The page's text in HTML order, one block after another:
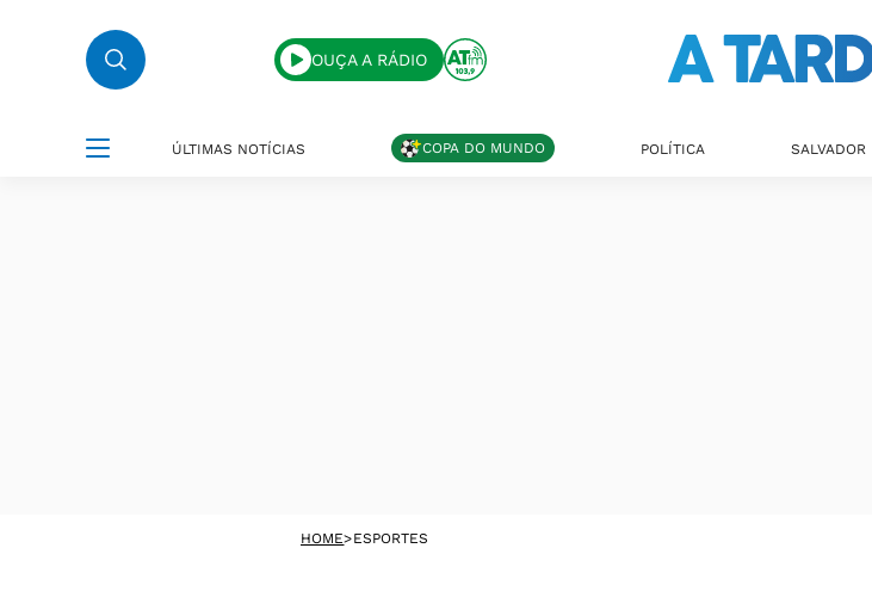
OUÇA A RÁDIO
ÚLTIMAS NOTÍCIAS COPA DO MUNDO POLÍTICA SALVADOR
HOME>ESPORTES